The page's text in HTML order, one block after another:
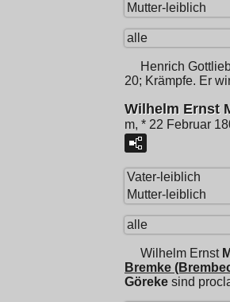
Mutter-leiblich
alle
Henrich
20; Krämpfe. Er
Wilhelm Ernst
m, * 22 Februar
Vater-leiblich
Mutter-leiblich
alle
Wilhelm Ernst
Bremke
Göreke sind